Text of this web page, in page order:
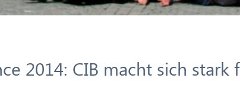
2014: CIB macht sich